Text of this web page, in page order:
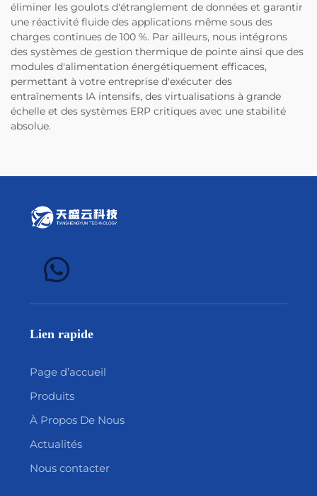
éliminer les goulots d'étranglement de données et garantir
une réactivité fluide des applications même sous des
charges continues de 100 %. Par ailleurs, nous intégrons
des systèmes de gestion thermique de pointe ainsi que des
modules d'alimentation énergétiquement efficaces,
permettant à votre entreprise d'exécuter des
entraînements IA intensifs, des virtualisations à grande
échelle et des systèmes ERP critiques avec une stabilité
absolue.
Lien rapide
Page d’accueil
Produits
À Propos De Nous
Actualités
Nous contacter